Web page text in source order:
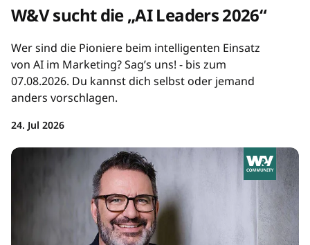
W&V sucht die „AI Leaders 2026“
Wer sind die Pioniere beim intelligenten Einsatz
von AI im Marketing? Sag’s uns! - bis zum
07.08.2026. Du kannst dich selbst oder jemand
anders vorschlagen.
24. Jul 2026